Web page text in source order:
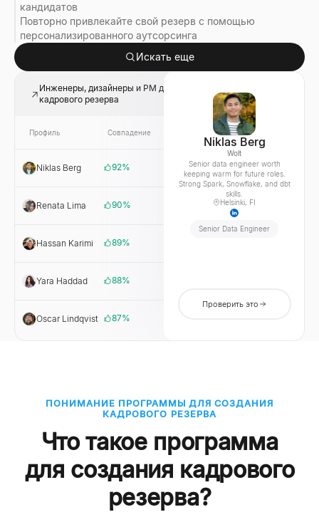
кандидатов
Повторно привлекайте свой резерв с помощью
персонализированного аутсорсинга
Искать еще
Инженеры, дизайнеры и PM для постоянно действующего
кадрового резерва
Профиль Совпадение Компания
Niklas Berg 92% Wolt
Renata Lima 90%
Hassan Karimi 89%
Yara Haddad 88%
Oscar Lindqvist 87%
Niklas Berg
Wolt
Senior data engineer worth
keeping warm for future roles.
Strong Spark, Snowflake, and dbt
skills.
Helsinki, FI
Senior Data Engineer
Проверить это
ПОНИМАНИЕ ПРОГРАММЫ ДЛЯ СОЗДАНИЯ
КАДРОВОГО РЕЗЕРВА
Что такое программа
для создания кадрового
резерва?